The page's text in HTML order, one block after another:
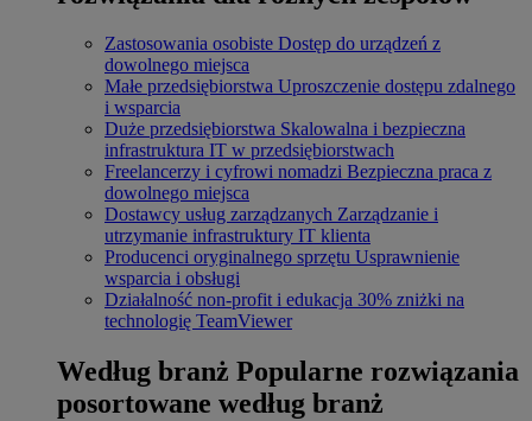
Zastosowania osobiste Dostęp do urządzeń z
dowolnego miejsca
Małe przedsiębiorstwa Uproszczenie dostępu zdalnego
i wsparcia
Duże przedsiębiorstwa Skalowalna i bezpieczna
infrastruktura IT w przedsiębiorstwach
Freelancerzy i cyfrowi nomadzi Bezpieczna praca z
dowolnego miejsca
Dostawcy usług zarządzanych Zarządzanie i
utrzymanie infrastruktury IT klienta
Producenci oryginalnego sprzętu Usprawnienie
wsparcia i obsługi
Działalność non-profit i edukacja 30% zniżki na
technologię TeamViewer
Według branż Popularne rozwiązania
posortowane według branż